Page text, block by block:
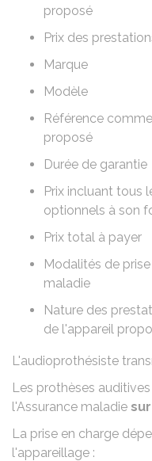
proposé
Prix des
Marque
Modèle
Référence
proposé
Durée de garantie
Prix incluant tous
optionnels à son
Prix total à payer
Modalités de
maladie
Nature des
de l'appareil
L'audioprothésiste
Les prothèses
l'Assurance maladie
La prise en charge
l'appareillage :